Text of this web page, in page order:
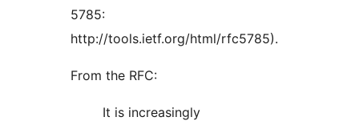
5785:
http://tools.ietf.org/html/rfc5785).
From the RFC:
It is increasingly